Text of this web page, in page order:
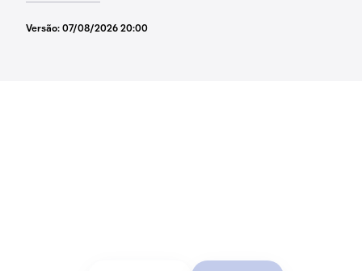
Versão: 07/08/2026 20:00